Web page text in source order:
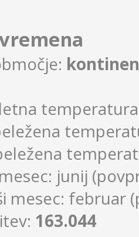
junij
mesec: februar
163.044